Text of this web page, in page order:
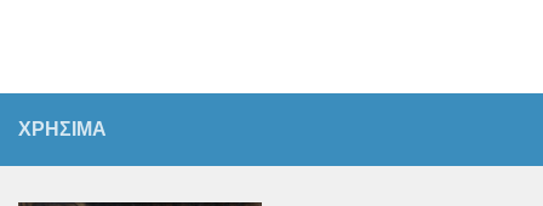
ΧΡΗΣΙΜΑ